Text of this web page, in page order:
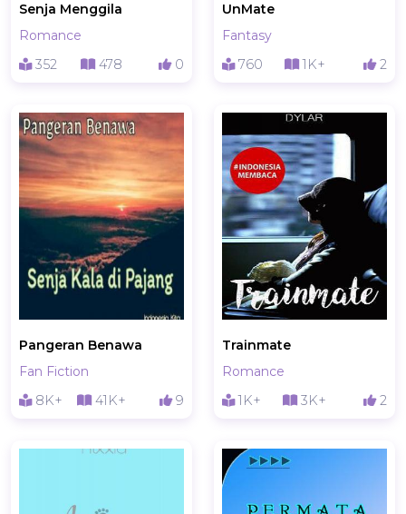
Senja Menggila
Romance
352
478 0
UnMate
Fantasy
760
1K+ 2
Pangeran Benawa
Fan Fiction
8K+
41K+ 9
Trainmate
Romance
1K+
3K+ 2